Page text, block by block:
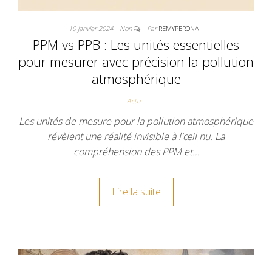
10 janvier 2024 Non ParREMYPERONA
PPM vs PPB : Les unités essentielles
pour mesurer avec précision la pollution
atmosphérique
Actu
Les unités de mesure pour la pollution atmosphérique
révèlent une réalité invisible à l'œil nu. La
compréhension des PPM et…
Lire la suite